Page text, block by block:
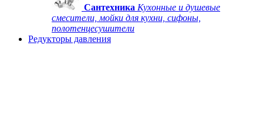
Сантехника Кухонные и душевые
смесители, мойки для кухни, сифоны,
полотенцесушители
Редукторы давления